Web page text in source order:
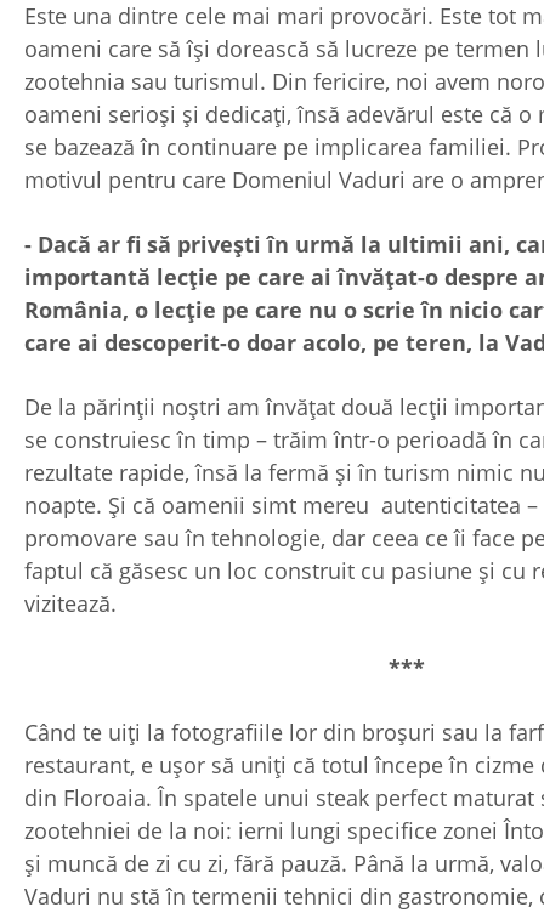
Este una dintre cele mai mari provocări. Este tot
oameni care să își dorească să lucreze pe
zootehnia sau turismul. Din fericire, noi avem
oameni serioși și dedicați, însă adevărul este că
se bazează în continuare pe implicarea familiei.
motivul pentru care Domeniul Vaduri are o
- Dacă ar fi să privești în urmă la ultimii ani,
importantă lecție pe care ai învățat-o despre
România, o lecție pe care nu o scrie în nicio
care ai descoperit-o doar acolo, pe teren, la
De la părinții noștri am învățat două lecții
se construiesc în timp – trăim într-o perioadă în
rezultate rapide, însă la fermă și în turism nimic
noapte. Și că oamenii simt mereu autenticitatea
promovare sau în tehnologie, dar ceea ce îi face
faptul că găsesc un loc construit cu pasiune și cu
vizitează.
***
Când te uiți la fotografiile lor din broșuri sau la
restaurant, e ușor să uniți că totul începe în cizme
din Floroaia. În spatele unui steak perfect
zootehniei de la noi: ierni lungi specifice zonei
și muncă de zi cu zi, fără pauză. Până la urmă,
Vaduri nu stă în termenii tehnici din gastronomie,